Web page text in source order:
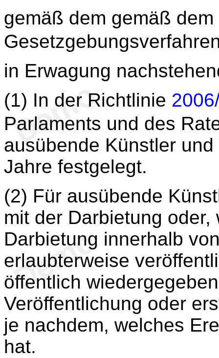
gemäß dem gemäß
in Erwagung
(1) In der Richtlinie
Parlaments und des
ausübende Künstler
Jahre festgelegt.
(2) Für ausübende
mit der Darbietung
Darbietung innerhalb
erlaubterweise
öffentlich
Veröffentlichung oder
je nachdem, welches
hat.